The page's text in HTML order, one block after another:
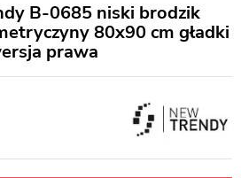
B-0685 niski brodzik
80x90 cm gładki
prawa